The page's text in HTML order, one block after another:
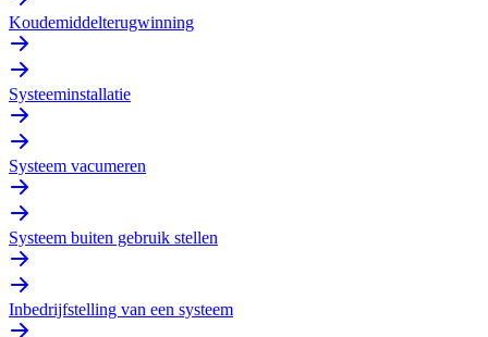
Koudemiddelterugwinning
Systeeminstallatie
Systeem vacumeren
Systeem buiten gebruik stellen
Inbedrijfstelling van een systeem